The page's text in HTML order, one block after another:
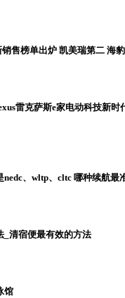
售榜单出炉 凯美瑞第二 海
雷克萨斯e家电动科技新时
、wltp、cltc 哪种续航最
_清宿便最有效的方法
馆